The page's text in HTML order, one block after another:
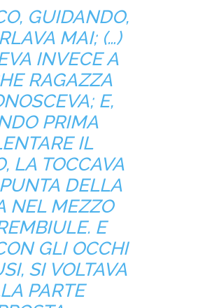
GUIDANDO,
MAI; (…)
INVECE A
RAGAZZA
E,
PRIMA
IL
LA TOCCAVA
DELLA
NEL MEZZO
E
GLI OCCHI
SI VOLTAVA
PARTE